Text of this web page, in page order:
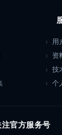
用
资
技
个
注官方服务号